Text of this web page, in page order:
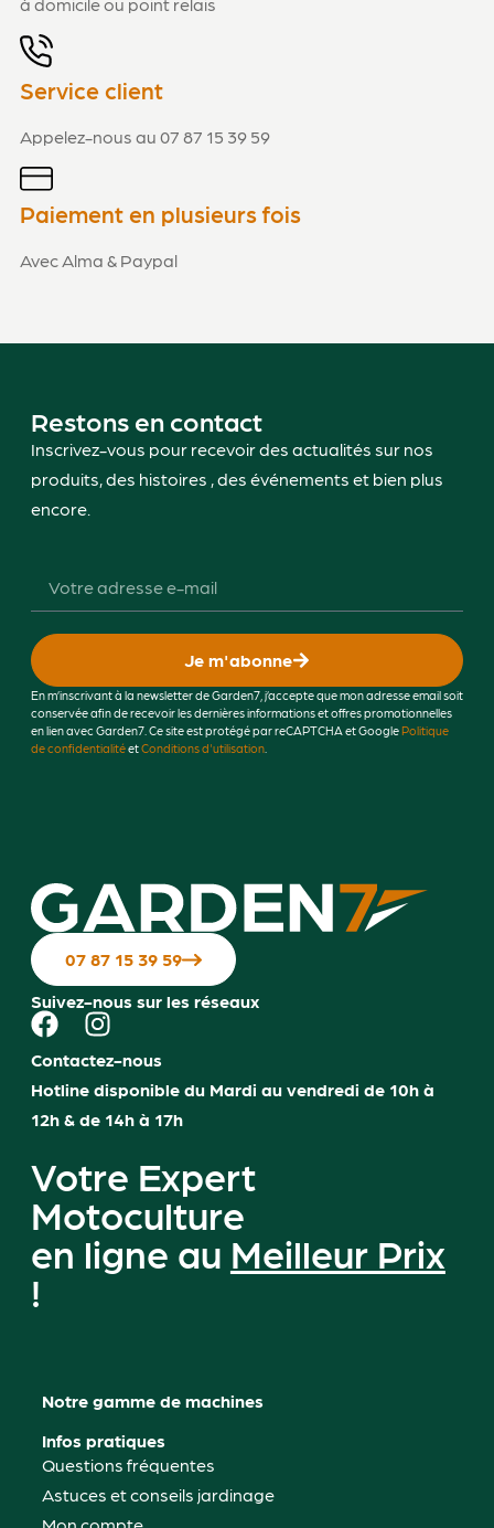
Service client
Appelez-nous au 07 87 15 39 59
Paiement en plusieurs fois
Avec Alma & Paypal
Restons en contact
Inscrivez-vous pour recevoir des actualités sur nos
produits, des histoires , des événements et bien plus
encore.
Je m'abonne
En m’inscrivant à la newsletter de Garden7, j’accepte que mon adresse email soit
conservée afin de recevoir les dernières informations et offres promotionnelles
en lien avec Garden7. Ce site est protégé par reCAPTCHA et GooglePolitique
de confidentialitéetConditions d'utilisation.
07 87 15 39 59
Suivez-nous sur les réseaux
Contactez-nous
Hotline disponible du Mardi au vendredi de 10h à
12h & de 14h à 17h
Votre Expert
Motoculture
en ligne au Meilleur Prix
!
Notre gamme de machines
Infos pratiques
Questions fréquentes
Astuces et conseils jardinage